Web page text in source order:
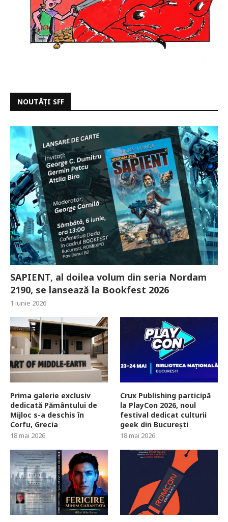
NOUTĂȚI SFF
SAPIENT, al doilea volum din seria Nordam
2190, se lansează la Bookfest 2026
1 iunie 2026
Prima galerie exclusiv
dedicată Pământului de
Mijloc s-a deschis în
Corfu, Grecia
18 mai 2026
Crux Publishing participă
la PlayCon 2026, noul
festival dedicat culturii
geek din București
18 mai 2026